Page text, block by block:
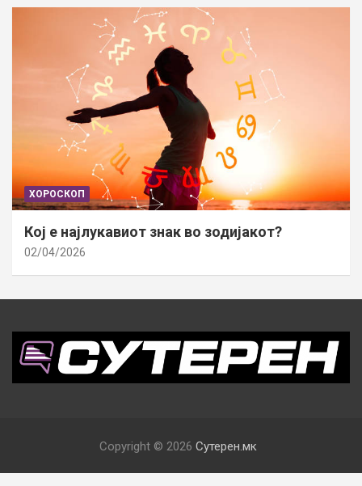
ХОРОСКОП
Кој е најлукавиот знак во зодијакот?
02/04/2026
Copyright © 2026 Сутерен.мк